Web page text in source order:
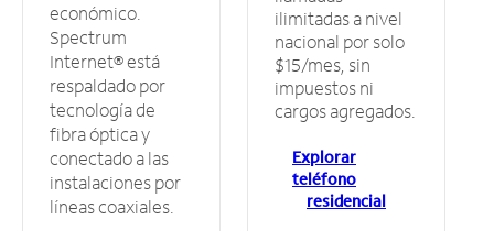
económico.
Spectrum
Internet® está
respaldado por
tecnología de
fibra óptica y
conectado a las
instalaciones por
líneas coaxiales.
ilimitadas a nivel
nacional por solo
$15/mes, sin
impuestos ni
cargos agregados.
Explorar
teléfono
residencial